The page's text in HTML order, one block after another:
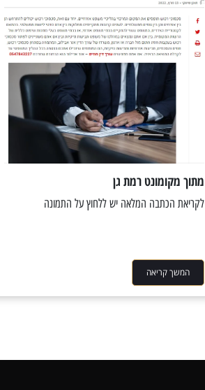
מתוך מקומונט רמת גן
לקריאת הכתבה המלאה יש ללחוץ על התמונה
המשך קריאה